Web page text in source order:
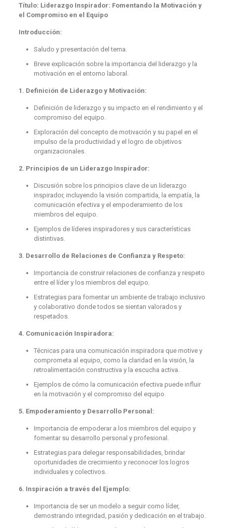
Título: Liderazgo Inspirador: Fomentando la Motivación y
el Compromiso en el Equipo
Introducción:
Saludo y presentación del tema.
Breve explicación sobre la importancia del liderazgo y la
motivación en el entorno laboral.
1. Definición de Liderazgo y Motivación:
Definición de liderazgo y su impacto en el rendimiento y el
compromiso del equipo.
Exploración del concepto de motivación y su papel en el
impulso de la productividad y el logro de objetivos
organizacionales.
2. Principios de un Liderazgo Inspirador:
Discusión sobre los principios clave de un liderazgo
inspirador, incluyendo la visión compartida, la empatía, la
comunicación efectiva y el empoderamiento de los
miembros del equipo.
Ejemplos de líderes inspiradores y sus características
distintivas.
3. Desarrollo de Relaciones de Confianza y Respeto:
Importancia de construir relaciones de confianza y respeto
entre el líder y los miembros del equipo.
Estrategias para fomentar un ambiente de trabajo inclusivo
y colaborativo donde todos se sientan valorados y
respetados.
4. Comunicación Inspiradora:
Técnicas para una comunicación inspiradora que motive y
comprometa al equipo, como la claridad en la visión, la
retroalimentación constructiva y la escucha activa.
Ejemplos de cómo la comunicación efectiva puede influir
en la motivación y el compromiso del equipo.
5. Empoderamiento y Desarrollo Personal:
Importancia de empoderar a los miembros del equipo y
fomentar su desarrollo personal y profesional.
Estrategias para delegar responsabilidades, brindar
oportunidades de crecimiento y reconocer los logros
individuales y colectivos.
6. Inspiración a través del Ejemplo:
Importancia de ser un modelo a seguir como líder,
demostrando integridad, pasión y dedicación en el trabajo.